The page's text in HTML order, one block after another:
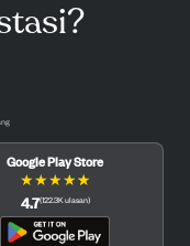
Google Play Store
★★★★★
4.7(122.3Kulasan)